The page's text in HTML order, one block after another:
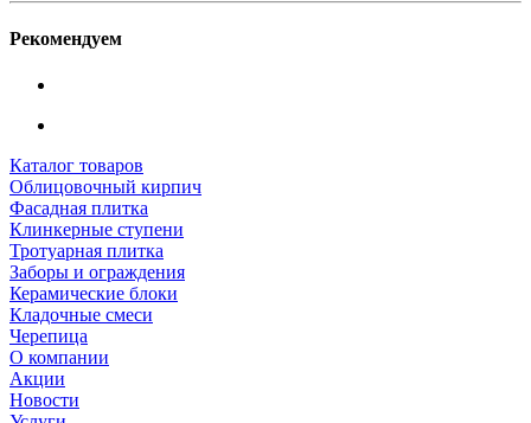
Рекомендуем
Каталог товаров
Облицовочный кирпич
Фасадная плитка
Клинкерные ступени
Тротуарная плитка
Заборы и ограждения
Керамические блоки
Кладочные смеси
Черепица
О компании
Акции
Новости